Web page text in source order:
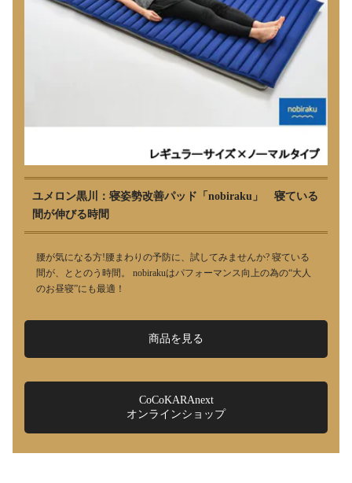
ユメロン黒川：寝姿勢改善パッド「nobiraku」 寝ている
間が伸びる時間
腰が気になる方!腰まわりの予防に、試してみませんか? 寝ている
間が、ととのう時間。 nobirakuはパフォーマンス向上の為の“大人
のお昼寝”にも最適！
商品を見る
CoCoKARAnext
オンラインショップ